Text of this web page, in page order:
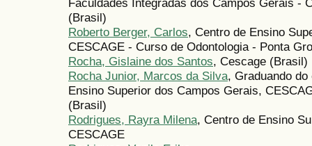
Faculdades Integradas dos Campos Gerais -
(Brasil)
Roberto Berger, Carlos, Centro de Ensino
CESCAGE - Curso de Odontologia - Ponta
Rocha, Gislaine dos Santos, Cescage (Brasil)
Rocha Junior, Marcos da Silva, Graduando
Ensino Superior dos Campos Gerais,
(Brasil)
Rodrigues, Rayra Milena, Centro de Ensino
CESCAGE